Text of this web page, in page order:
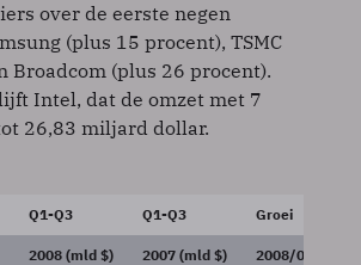
over de eerste negen
(plus 15 procent), TSMC
Broadcom (plus 26 procent).
Intel, dat de omzet met 7
26,83 miljard dollar.
Q1-Q3 Q1-Q3 Groei
2008 (mld $) 2007 (mld $) 2008/07